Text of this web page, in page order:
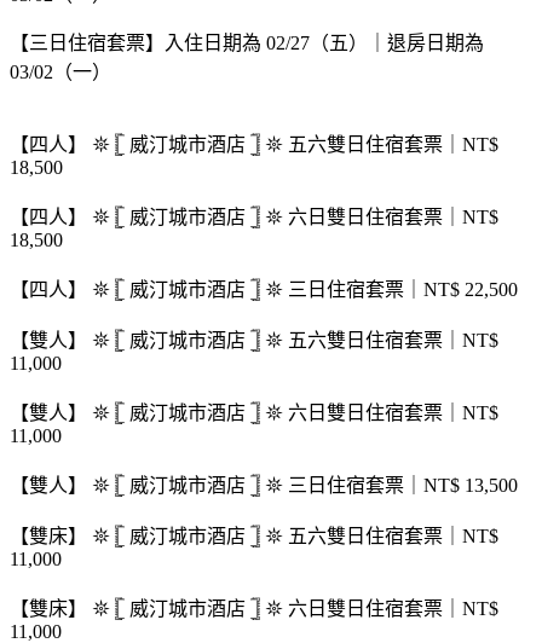
【三日住宿套票】入住日期為 02/27（五）｜退房日期為
03/02（一）
【四人】 𖤓 𓊈 威汀城市酒店 𓊉 𖤓 五六雙日住宿套票｜NT$
18,500
【四人】 𖤓 𓊈 威汀城市酒店 𓊉 𖤓 六日雙日住宿套票｜NT$
18,500
【四人】 𖤓 𓊈 威汀城市酒店 𓊉 𖤓 三日住宿套票｜NT$ 22,500
【雙人】 𖤓 𓊈 威汀城市酒店 𓊉 𖤓 五六雙日住宿套票｜NT$
11,000
【雙人】 𖤓 𓊈 威汀城市酒店 𓊉 𖤓 六日雙日住宿套票｜NT$
11,000
【雙人】 𖤓 𓊈 威汀城市酒店 𓊉 𖤓 三日住宿套票｜NT$ 13,500
【雙床】 𖤓 𓊈 威汀城市酒店 𓊉 𖤓 五六雙日住宿套票｜NT$
11,000
【雙床】 𖤓 𓊈 威汀城市酒店 𓊉 𖤓 六日雙日住宿套票｜NT$
11,000